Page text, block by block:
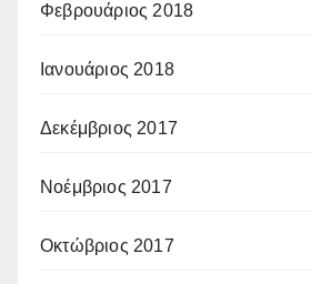
Φεβρουάριος 2018
Ιανουάριος 2018
Δεκέμβριος 2017
Νοέμβριος 2017
Οκτώβριος 2017